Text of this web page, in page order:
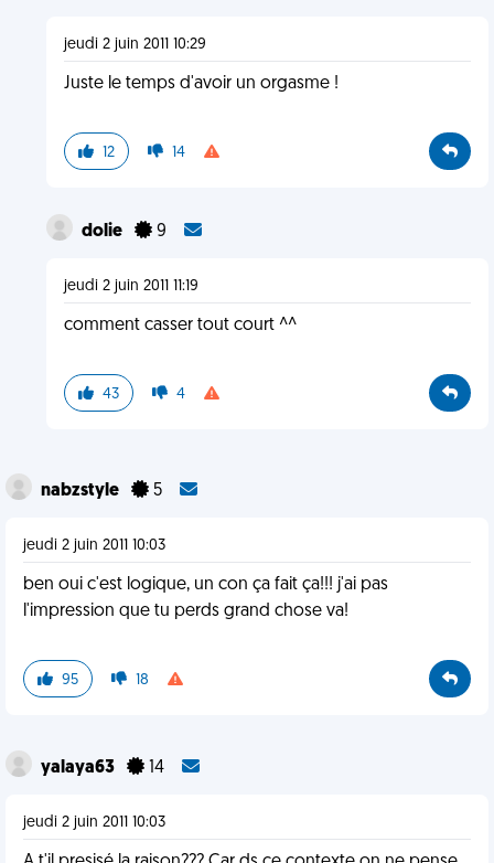
jeudi 2 juin 2011 10:29
Juste le temps d'avoir un orgasme !
12 14
dolie 9
jeudi 2 juin 2011 11:19
comment casser tout court ^^
43 4
nabzstyle 5
jeudi 2 juin 2011 10:03
ben oui c'est logique, un con ça fait ça!!! j'ai pas
l'impression que tu perds grand chose va!
95 18
yalaya63 14
jeudi 2 juin 2011 10:03